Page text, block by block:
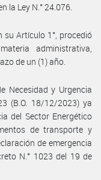
la Ley N.° 24.076.
su Artículo 1°, procedió
administrativa,
de un (1) año.
Necesidad y Urgencia
(B.O. 18/12/2023) ya
del Sector Energético
de transporte y
de emergencia
N.° 1023 del 19 de